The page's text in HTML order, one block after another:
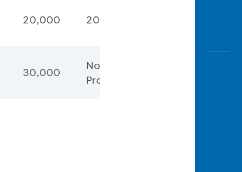
20,000 20,000
30,000
No
Promo